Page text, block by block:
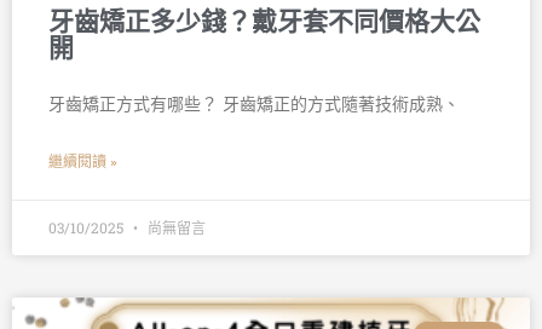
牙齒矯正多少錢？戴牙套不同價格大公
開
牙齒矯正方式有哪些？ 牙齒矯正的方式隨著技術成熟、
繼續閱讀 »
03/10/2025 尚無留言